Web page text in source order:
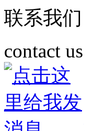
联系我们
contact us